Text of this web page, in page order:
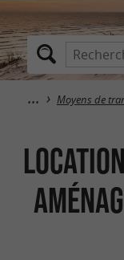
Moyens de